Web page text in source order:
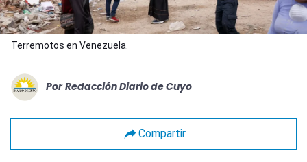
Terremotos en Venezuela.
Por Redacción Diario de Cuyo
Compartir